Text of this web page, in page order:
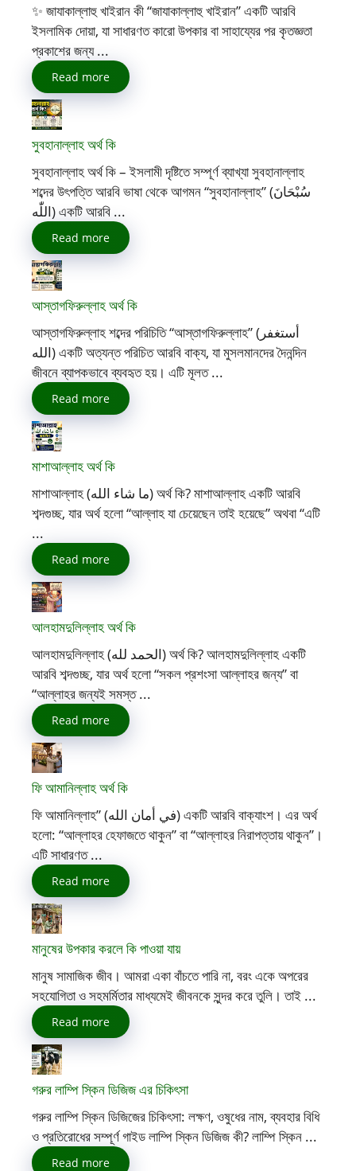
✨ জাযাকাল্লাহু খাইরান কী “জাযাকাল্লাহু খাইরান” একটি আরবি
ইসলামিক দোয়া, যা সাধারণত কারো উপকার বা সাহায্যের পর কৃতজ্ঞতা
প্রকাশের জন্য ...
Read more
সুবহানাল্লাহ অর্থ কি
সুবহানাল্লাহ অর্থ কি – ইসলামী দৃষ্টিতে সম্পূর্ণ ব্যাখ্যা সুবহানাল্লাহ
শব্দের উৎপত্তি আরবি ভাষা থেকে আগমন “সুবহানাল্লাহ” (سُبْحَانَ
اللّٰه) একটি আরবি ...
Read more
আস্তাগফিরুল্লাহ অর্থ কি
আস্তাগফিরুল্লাহ শব্দের পরিচিতি “আস্তাগফিরুল্লাহ” (أستغفر
الله) একটি অত্যন্ত পরিচিত আরবি বাক্য, যা মুসলমানদের দৈনন্দিন
জীবনে ব্যাপকভাবে ব্যবহৃত হয়। এটি মূলত ...
Read more
মাশাআল্লাহ অর্থ কি
মাশাআল্লাহ (ما شاء الله) অর্থ কি? মাশাআল্লাহ একটি আরবি
শব্দগুচ্ছ, যার অর্থ হলো “আল্লাহ যা চেয়েছেন তাই হয়েছে” অথবা “এটি
...
Read more
আলহামদুলিল্লাহ অর্থ কি
আলহামদুলিল্লাহ (الحمد لله) অর্থ কি? আলহামদুলিল্লাহ একটি
আরবি শব্দগুচ্ছ, যার অর্থ হলো “সকল প্রশংসা আল্লাহর জন্য” বা
“আল্লাহর জন্যই সমস্ত ...
Read more
ফি আমানিল্লাহ অর্থ কি
ফি আমানিল্লাহ” (في أمان الله) একটি আরবি বাক্যাংশ। এর অর্থ
হলো: “আল্লাহর হেফাজতে থাকুন” বা “আল্লাহর নিরাপত্তায় থাকুন”।
এটি সাধারণত ...
Read more
মানুষের উপকার করলে কি পাওয়া যায়
মানুষ সামাজিক জীব। আমরা একা বাঁচতে পারি না, বরং একে অপরের
সহযোগিতা ও সহমর্মিতার মাধ্যমেই জীবনকে সুন্দর করে তুলি। তাই ...
Read more
গরুর লাম্পি স্কিন ডিজিজ এর চিকিৎসা
গরুর লাম্পি স্কিন ডিজিজের চিকিৎসা: লক্ষণ, ওষুধের নাম, ব্যবহার বিধি
ও প্রতিরোধের সম্পূর্ণ গাইড লাম্পি স্কিন ডিজিজ কী? লাম্পি স্কিন ...
Read more